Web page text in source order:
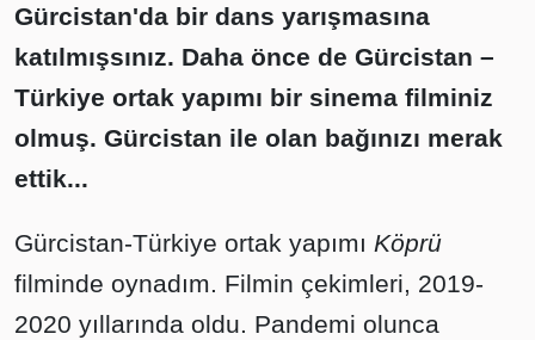
Gürcistan'da bir dans yarışmasına
katılmışsınız. Daha önce de Gürcistan –
Türkiye ortak yapımı bir sinema filminiz
olmuş. Gürcistan ile olan bağınızı merak
ettik...
Gürcistan-Türkiye ortak yapımı Köprü
filminde oynadım. Filmin çekimleri, 2019-
2020 yıllarında oldu. Pandemi olunca